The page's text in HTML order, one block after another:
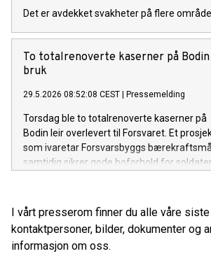
Det er avdekket svakheter på flere
​​To totalrenoverte kaserner på
bruk​
29.5.2026 08:52:08 CEST | Pressemelding
Torsdag ble to totalrenoverte kaserner på
Bodin leir overlevert til Forsvaret. Et
som ivaretar Forsvarsbyggs
samtidig sikrer gode boforhold for
I vårt presserom finner du alle våre
kontaktpersoner, bilder, dokumenter og
informasjon om oss.